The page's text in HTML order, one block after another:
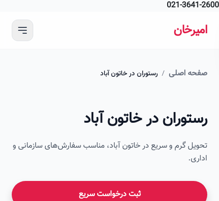
021-
اصلی / رستوران در خاتون آباد
در خاتون آباد
گرم و سریع در خاتون آباد، مناسب سفارش‌های سازمانی و
ثبت درخواست سریع
تصویر این صفحه به زودی اضافه می‌شود